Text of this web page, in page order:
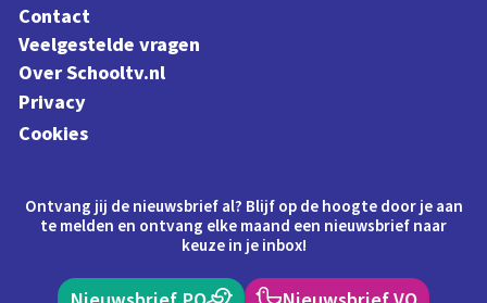
Contact
Veelgestelde vragen
Over Schooltv.nl
Privacy
Cookies
Ontvang jij de nieuwsbrief al? Blijf op de hoogte door je aan
te melden en ontvang elke maand een nieuwsbrief naar
keuze in je inbox!